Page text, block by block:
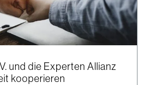
und die Experten Allianz
kooperieren